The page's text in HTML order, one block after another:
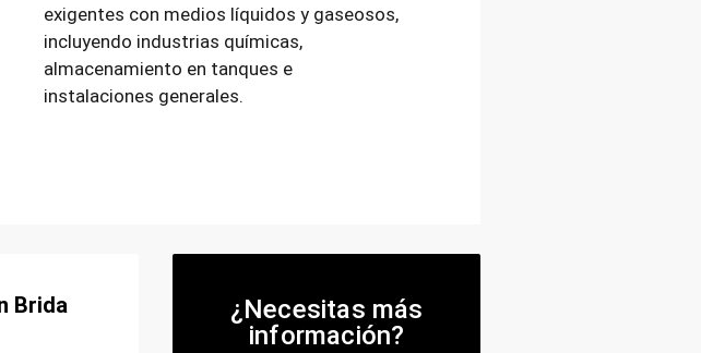
exigentes con medios líquidos y gaseosos,
incluyendo industrias químicas,
almacenamiento en tanques e
instalaciones generales.
Brida
¿Necesitas más
información?